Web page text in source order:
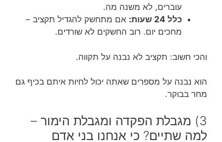
עוברים, לא משנה מה.
כלל 24 שעות:
אם מתחשק להגדיל תקציב –
מחכים יום. רוב החשקים לא שורדים.
והכי חשוב: תקציב לא נבנה על תקווה.
הוא נבנה על מספרים שאתה יכול לחיות איתם בכיף גם
מחר בבוקר.
3) מגבלת הפקדה ומגבלת הימור –
למה שתיים? כי אנחנו בני אדם